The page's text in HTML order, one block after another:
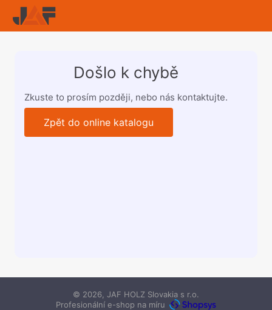
Došlo k chybě
Zkuste to prosím později, nebo nás kontaktujte.
Zpět do online katalogu
© 2026, JAF HOLZ Slovakia s r.o.
Profesionální e-shop na míru